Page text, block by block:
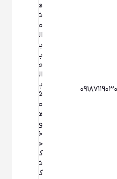
۰۹۱۸۷۱۱۹۰۳۰
همدان –
شهرک
صنعتی
الوند – بلوار
بهشت –
بلوار (شهرک
صنعتی
الوند) – پلاک
بلوک
طبقه
همکف –
واحد
خدمات
حمل و نقل
کالای درون
شهری”
کــــوچ”